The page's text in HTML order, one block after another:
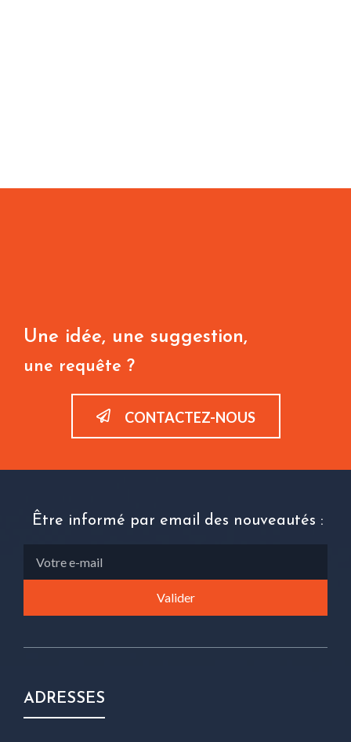
Une idée, une suggestion,
une requête ?
CONTACTEZ-NOUS
Être informé par email des nouveautés :
ADRESSES